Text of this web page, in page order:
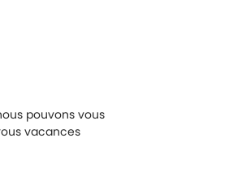
pouvons vous
vacances